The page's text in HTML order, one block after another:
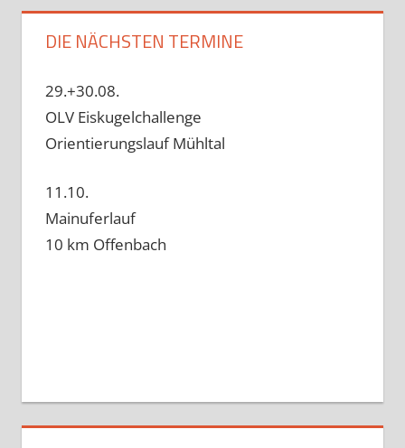
DIE NÄCHSTEN TERMINE
29.+30.08.
OLV Eiskugelchallenge
Orientierungslauf Mühltal
11.10.
Mainuferlauf
10 km Offenbach